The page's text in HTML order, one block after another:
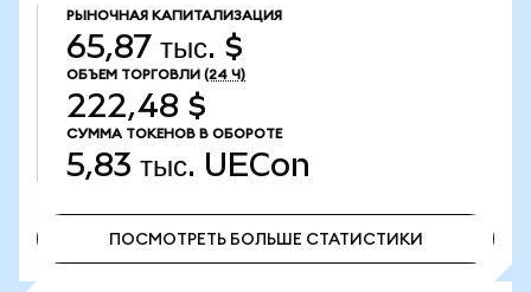
РЫНОЧНАЯ КАПИТАЛИЗАЦИЯ
65,87 тыс. $
ОБЪЕМ ТОРГОВЛИ (24 Ч)
222,48 $
СУММА ТОКЕНОВ В ОБОРОТЕ
5,83 тыс. UECon
ПОСМОТРЕТЬ БОЛЬШЕ СТАТИСТИКИ